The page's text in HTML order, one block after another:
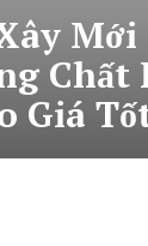
Mới
Chất
Giá